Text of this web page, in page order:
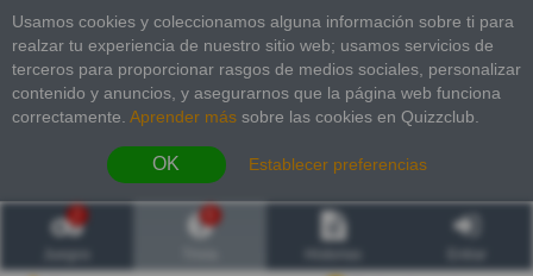
Usamos cookies y coleccionamos alguna información sobre ti para
realzar tu experiencia de nuestro sitio web; usamos servicios de
terceros para proporcionar rasgos de medios sociales, personalizar
contenido y anuncios, y asegurarnos que la página web funciona
correctamente. Aprender más sobre las cookies en Quizzclub.
OK Establecer preferencias
2